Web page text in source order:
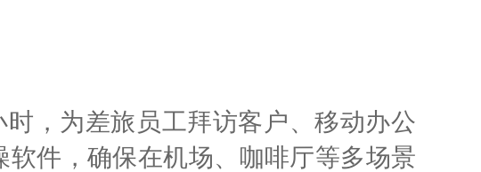
，为差旅员工拜访客户、移动办公
件，确保在机场、咖啡厅等多场景